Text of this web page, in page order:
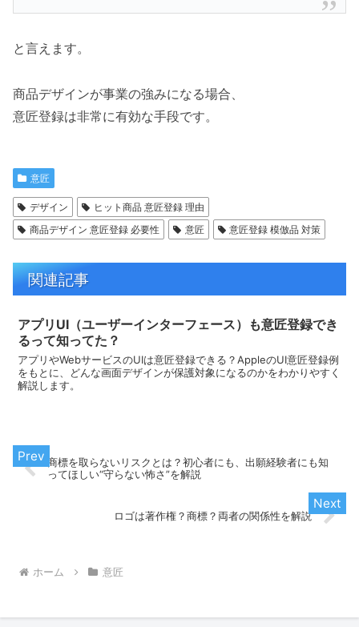
と言えます。
商品デザインが事業の強みになる場合、
意匠登録は非常に有効な手段です。
意匠
デザイン
ヒット商品 意匠登録 理由
商品デザイン 意匠登録 必要性
意匠 意匠登録 模倣品 対策
関連記事
アプリUI（ユーザーインターフェース）も意匠登録でき
るって知ってた？
アプリやWebサービスのUIは意匠登録できる？AppleのUI意匠登録例
をもとに、どんな画面デザインが保護対象になるのかをわかりやすく
解説します。
商標を取らないリスクとは？初心者にも、出願経験者にも知
ってほしい“守らない怖さ”を解説
ロゴは著作権？商標？両者の関係性を解説
ホーム 意匠